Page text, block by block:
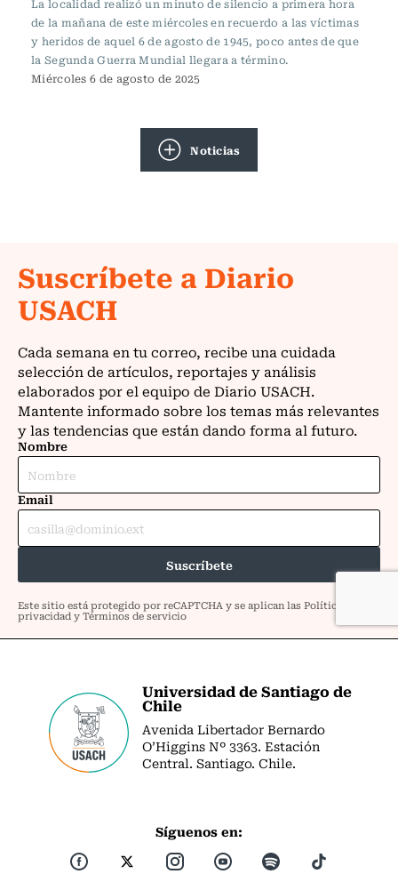
La localidad realizó un minuto de silencio a primera hora
de la mañana de este miércoles en recuerdo a las víctimas
y heridos de aquel 6 de agosto de 1945, poco antes de que
la Segunda Guerra Mundial llegara a término.
Miércoles 6 de agosto de 2025
Noticias
Universidad de Santiago de
Chile
Avenida Libertador Bernardo
O’Higgins Nº 3363. Estación
Central. Santiago. Chile.
Síguenos en: